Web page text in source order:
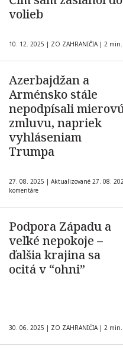
volieb
10. 12. 2025 | ZO ZAHRANIČIA | 2
Azerbajdžan a
Arménsko stále
nepodpísali
zmluvu, napriek
vyhláseniam
Trumpa
27. 08. 2025 | Aktualizované 27. 08.
komentáre
Podpora Západu a
veľké nepokoje –
ďalšia krajina sa
ocitá v “ohni”
30. 06. 2025 | ZO ZAHRANIČIA | 2